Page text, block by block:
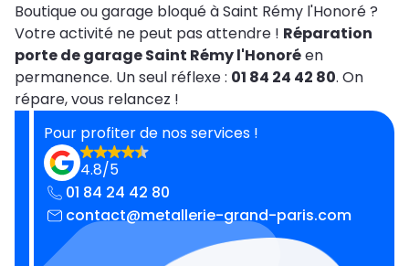
Boutique ou garage bloqué à Saint Rémy l'Honoré ?
Votre activité ne peut pas attendre ! Réparation
porte de garage Saint Rémy l'Honoréen
permanence. Un seul réflexe : 01 84 24 42 80. On
répare, vous relancez !
Pour profiter de nos services !
4.8/5
01 84 24 42 80
contact@metallerie-grand-paris.com